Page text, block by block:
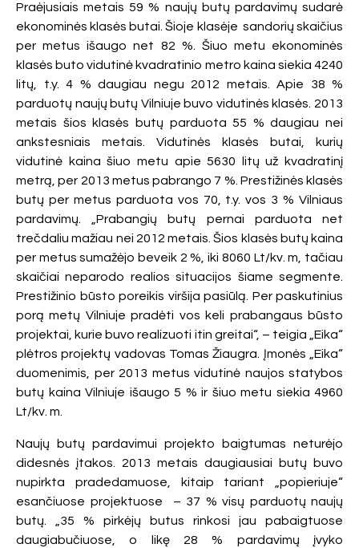
Praėjusiais metais 59 % naujų butų pardavimų sudarė
ekonominės klasės butai. Šioje klasėje sandorių skaičius
per metus išaugo net 82 %. Šiuo metu ekonominės
klasės buto vidutinė kvadratinio metro kaina siekia 4240
litų, t.y. 4 % daugiau negu 2012 metais. Apie 38 %
parduotų naujų butų Vilniuje buvo vidutinės klasės. 2013
metais šios klasės butų parduota 55 % daugiau nei
ankstesniais metais. Vidutinės klasės butai, kurių
vidutinė kaina šiuo metu apie 5630 litų už kvadratinį
metrą, per 2013 metus pabrango 7 %. Prestižinės klasės
butų per metus parduota vos 70, t.y. vos 3 % Vilniaus
pardavimų. „Prabangių butų pernai parduota net
trečdaliu mažiau nei 2012 metais. Šios klasės butų kaina
per metus sumažėjo beveik 2 %, iki 8060 Lt/kv. m, tačiau
skaičiai neparodo realios situacijos šiame segmente.
Prestižinio būsto poreikis viršija pasiūlą. Per paskutinius
porą metų Vilniuje pradėti vos keli prabangaus būsto
projektai, kurie buvo realizuoti itin greitai“, – teigia „Eika“
plėtros projektų vadovas Tomas Žiaugra. Įmonės „Eika“
duomenimis, per 2013 metus vidutinė naujos statybos
butų kaina Vilniuje išaugo 5 % ir šiuo metu siekia 4960
Lt/kv. m.
Naujų butų pardavimui projekto baigtumas neturėjo
didesnės įtakos. 2013 metais daugiausiai butų buvo
nupirkta pradedamuose, kitaip tariant „popieriuje“
esančiuose projektuose – 37 % visų parduotų naujų
butų. „35 % pirkėjų butus rinkosi jau pabaigtuose
daugiabučiuose, o likę 28 % pardavimų įvyko